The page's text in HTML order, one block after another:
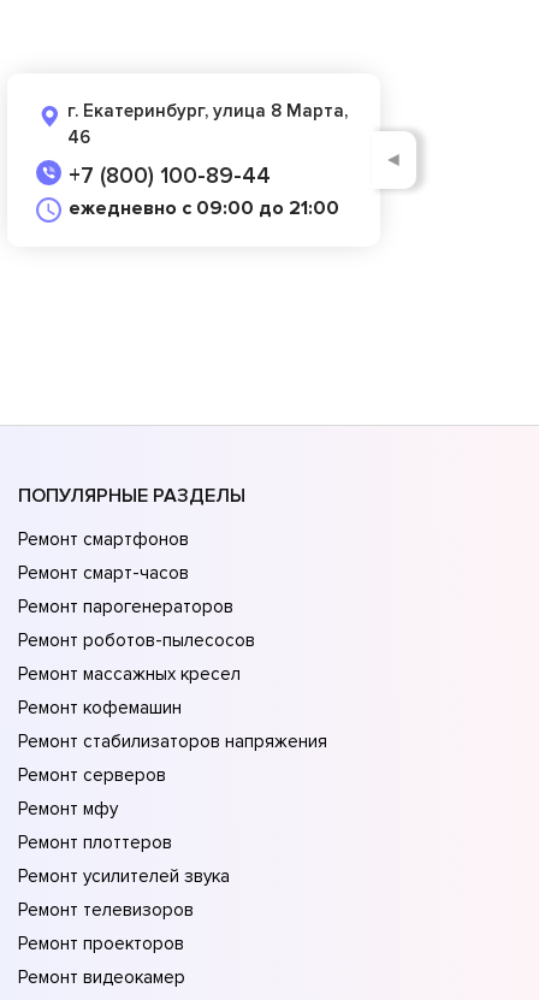
г. Екатеринбург, улица 8 Марта,
46
+7 (800) 100-89-44
ежедневно с 09:00 до 21:00
◄
ПОПУЛЯРНЫЕ РАЗДЕЛЫ
Ремонт смартфонов
Ремонт смарт-часов
Ремонт парогенераторов
Ремонт роботов-пылесосов
Ремонт массажных кресел
Ремонт кофемашин
Ремонт стабилизаторов напряжения
Ремонт серверов
Ремонт мфу
Ремонт плоттеров
Ремонт усилителей звука
Ремонт телевизоров
Ремонт проекторов
Ремонт видеокамер